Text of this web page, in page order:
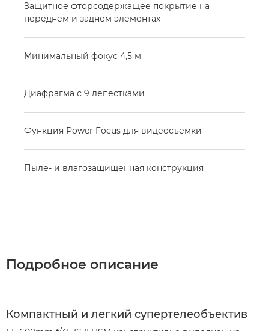
Защитное фторсодержащее покрытие на
переднем и заднем элементах
Минимальный фокус 4,5 м
Диафрагма с 9 лепестками
Функция Power Focus для видеосъемки
Пыле- и влагозащищенная конструкция
Подробное описание
Компактный и легкий супертелеобъектив